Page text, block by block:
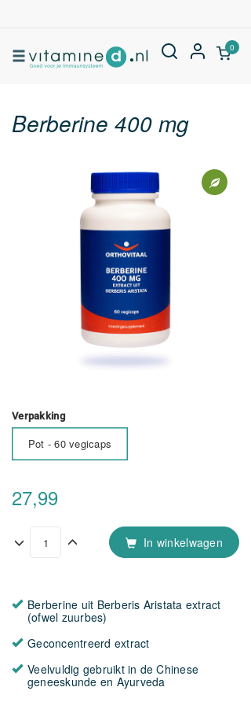
0
Berberine 400 mg
Verpakking
Pot - 60 vegicaps
27,99
In winkelwagen
Berberine uit Berberis Aristata extract
(ofwel zuurbes)
Geconcentreerd extract
Veelvuldig gebruikt in de Chinese
geneeskunde en Ayurveda